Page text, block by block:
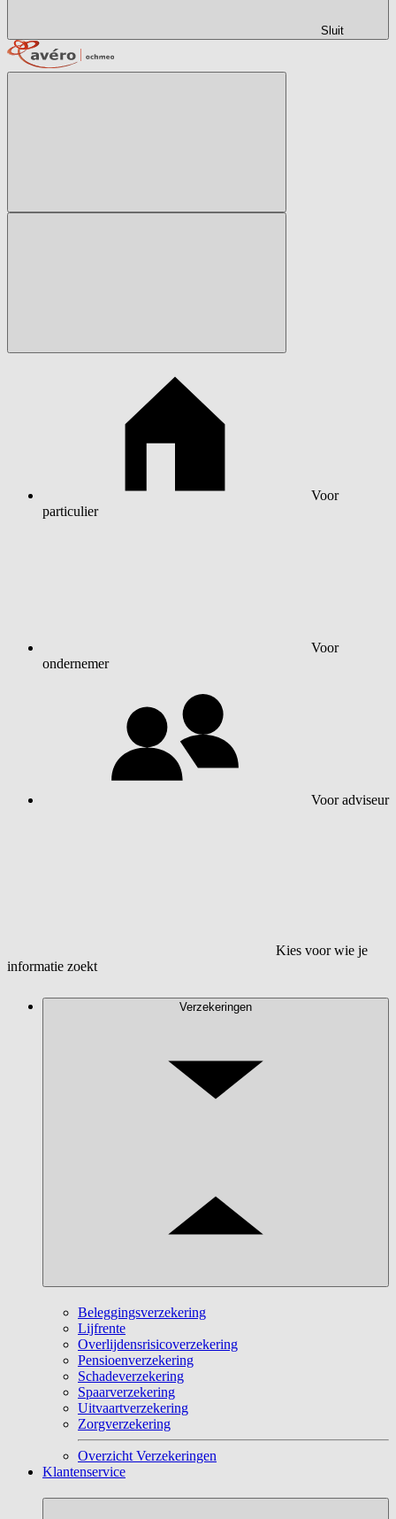
Sluit
Voor
particulier
Voor
ondernemer
Voor adviseur
Kies voor wie je
informatie zoekt
Verzekeringen
Beleggingsverzekering
Lijfrente
Overlijdensrisicoverzekering
Pensioenverzekering
Schadeverzekering
Spaarverzekering
Uitvaartverzekering
Zorgverzekering
Overzicht Verzekeringen
Klantenservice